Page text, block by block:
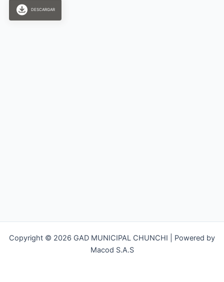
DESCARGAR
Copyright © 2026 GAD MUNICIPAL CHUNCHI | Powered by
Macod S.A.S